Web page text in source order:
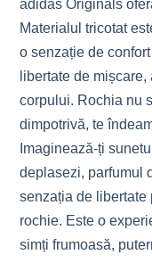
adidas Originals
Materialul tricotat
o senzație de
libertate de
corpului. Rochia nu
dimpotrivă, te
Imaginează-ți
deplasezi, parfumul
senzația de libertate
rochie. Este o
simți frumoasă,